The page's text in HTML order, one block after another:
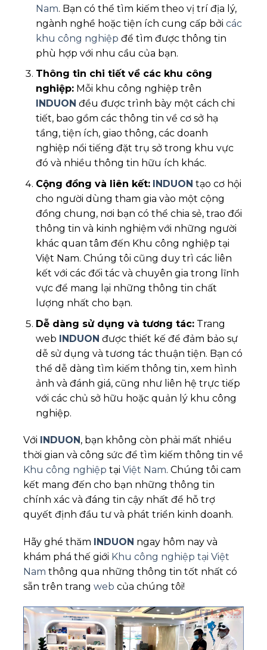
Nam. Bạn có thể tìm kiếm theo vị trí địa lý,
ngành nghề hoặc tiện ích cung cấp bởi các
khu công nghiệp để tìm được thông tin
phù hợp với nhu cầu của bạn.
Thông tin chi tiết về các khu công
nghiệp:Mỗi khu công nghiệp trên
INDUON đều được trình bày một cách chi
tiết, bao gồm các thông tin về cơ sở hạ
tầng, tiện ích, giao thông, các doanh
nghiệp nổi tiếng đặt trụ sở trong khu vực
đó và nhiều thông tin hữu ích khác.
Cộng đồng và liên kết: INDUON tạo cơ hội
cho người dùng tham gia vào một cộng
đồng chung, nơi bạn có thể chia sẻ, trao đổi
thông tin và kinh nghiệm với những người
khác quan tâm đến Khu công nghiệp tại
Việt Nam. Chúng tôi cũng duy trì các liên
kết với các đối tác và chuyên gia trong lĩnh
vực để mang lại những thông tin chất
lượng nhất cho bạn.
Dễ dàng sử dụng và tương tác:Trang
web INDUON được thiết kế để đảm bảo sự
dễ sử dụng và tương tác thuận tiện. Bạn có
thể dễ dàng tìm kiếm thông tin, xem hình
ảnh và đánh giá, cũng như liên hệ trực tiếp
với các chủ sở hữu hoặc quản lý khu công
nghiệp.
Với INDUON , bạn không còn phải mất nhiều
thời gian và công sức để tìm kiếm thông tin về
Khu công nghiệp tại Việt Nam. Chúng tôi cam
kết mang đến cho bạn những thông tin
chính xác và đáng tin cậy nhất để hỗ trợ
quyết định đầu tư và phát triển kinh doanh.
Hãy ghé thăm INDUON ngay hôm nay và
khám phá thế giới Khu công nghiệp tại Việt
Nam thông qua những thông tin tốt nhất có
sẵn trên trang web của chúng tôi!